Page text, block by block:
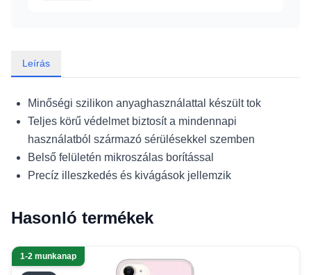
Leírás
Minőségi szilikon anyaghasználattal készült tok
Teljes körű védelmet biztosít a mindennapi
használatból származó sérülésekkel szemben
Belső felületén mikroszálas borítással
Precíz illeszkedés és kivágások jellemzik
Hasonló termékek
1-2 munkanap